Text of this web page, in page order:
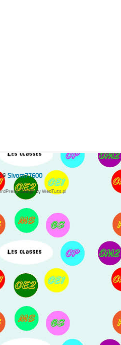
©Sivom77600
. Design byWebTuts.pl